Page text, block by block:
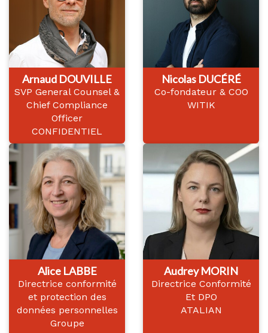
Arnaud DOUVILLE
SVP General Counsel &
Chief Compliance
Officer
CONFIDENTIEL
Nicolas DUCÉRÉ
Co-fondateur & COO
WITIK
Alice LABBE
Directrice conformité
et protection des
données personnelles
Groupe
Audrey MORIN
Directrice Conformité
Et DPO
ATALIAN